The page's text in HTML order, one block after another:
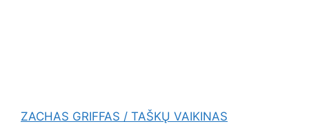
ZACHAS GRIFFAS / TAŠKŲ VAIKINAS